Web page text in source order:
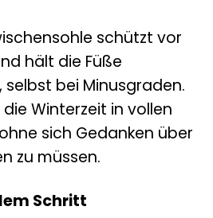
schützt vor
hält die Füße
bei Minusgraden.
Winterzeit in vollen
sich Gedanken über
zu müssen.
Schritt